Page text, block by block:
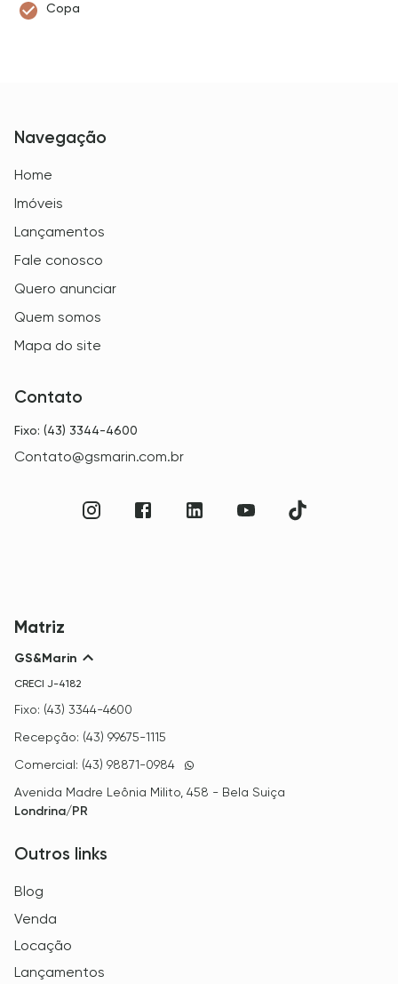
Copa
Navegação
Home
Imóveis
Lançamentos
Fale conosco
Quero anunciar
Quem somos
Mapa do site
Contato
Fixo: (43) 3344-4600
Contato@gsmarin.com.br
Matriz
GS&Marin
CRECI J-4182
Fixo: (43) 3344-4600
Recepção: (43) 99675-1115
Comercial: (43) 98871-0984
Avenida Madre Leônia Milito, 458 - Bela Suiça
Londrina/PR
Outros links
Blog
Venda
Locação
Lançamentos